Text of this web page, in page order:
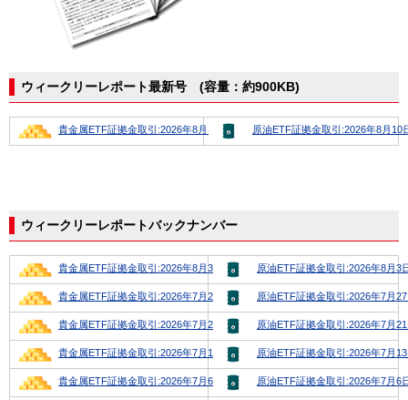
ウィークリーレポート最新号 (容量：約900KB)
貴金属ETF証拠金取引:2026年8月10日号 原油ETF証拠金取引:2026年8月10
ウィークリーレポートバックナンバー
貴金属ETF証拠金取引:2026年8月3日号 原油ETF証拠金取引:2026年8月3
貴金属ETF証拠金取引:2026年7月27日号 原油ETF証拠金取引:2026年7月
貴金属ETF証拠金取引:2026年7月20日号 原油ETF証拠金取引:2026年7月
貴金属ETF証拠金取引:2026年7月13日号 原油ETF証拠金取引:2026年7月
貴金属ETF証拠金取引:2026年7月6日号 原油ETF証拠金取引:2026年7月6